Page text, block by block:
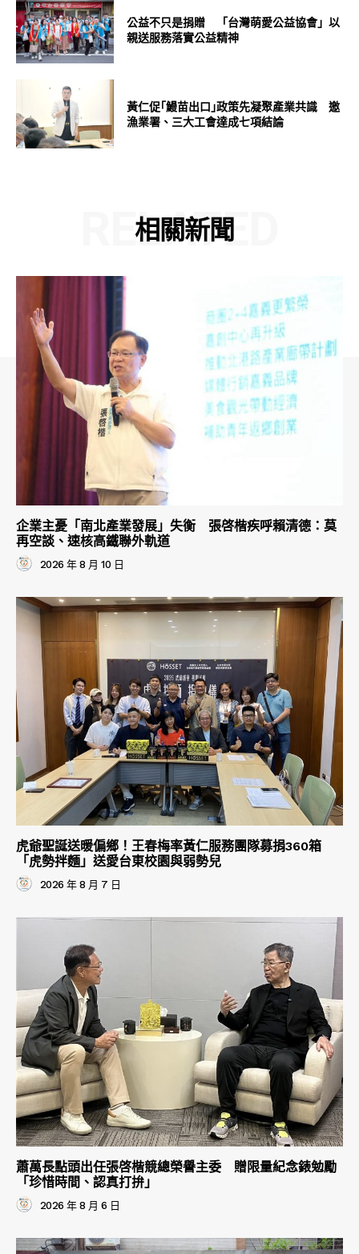
公益不只是捐贈 「台灣萌愛公益協會」以
親送服務落實公益精神
黃仁促｢鰻苗出口｣政策先凝聚產業共識 邀
漁業署、三大工會達成七項結論
相關新聞
RELATED
企業主憂「南北產業發展」失衡 張啓楷疾呼賴清德：莫
再空談、速核高鐵聯外軌道
2026 年 8 月 10 日
虎爺聖誕送暖偏鄉！王春梅率黃仁服務團隊募捐360箱
「虎勢拌麵」送愛台東校園與弱勢兒
2026 年 8 月 7 日
蕭萬長點頭出任張啓楷競總榮譽主委 贈限量紀念錶勉勵
「珍惜時間、認真打拚」
2026 年 8 月 6 日